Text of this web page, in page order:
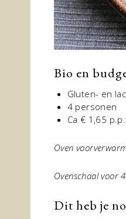
Bio en
Gluten- en
4 personen
Ca € 1,65 p.p.
Oven
Ovenschaal voor
Dit heb je